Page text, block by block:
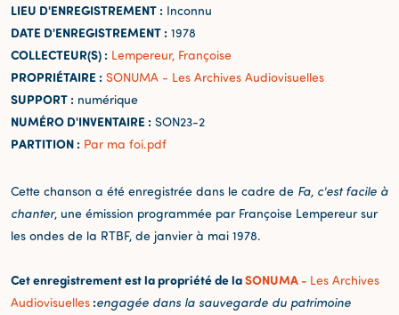
LIEU D'ENREGISTREMENT : Inconnu
DATE D'ENREGISTREMENT : 1978
COLLECTEUR(S) : Lempereur, Françoise
PROPRIÉTAIRE : SONUMA - Les Archives Audiovisuelles
SUPPORT : numérique
NUMÉRO D'INVENTAIRE : SON23-2
PARTITION : Par ma foi.pdf
Cette chanson a été enregistrée dans le cadre de Fa, c'est facile à
chanter, une émission programmée par Françoise Lempereur sur
les ondes de la RTBF, de janvier à mai 1978.
Cet enregistrement est la propriété de laSONUMA - Les Archives
Audiovisuelles :engagée dans la sauvegarde du patrimoine